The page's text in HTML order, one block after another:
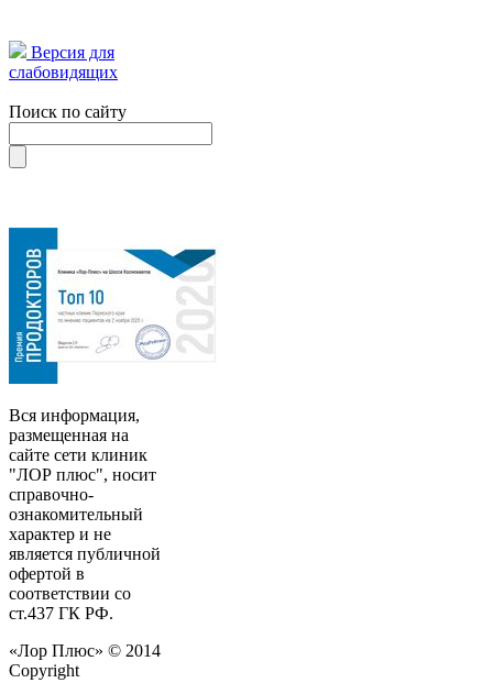
Версия для
слабовидящих
Поиск по сайту
Вся информация,
размещенная на
сайте сети клиник
"ЛОР плюс", носит
справочно-
ознакомительный
характер и не
является публичной
офертой в
соответствии со
ст.437 ГК РФ.
«Лор Плюс» © 2014
Copyright